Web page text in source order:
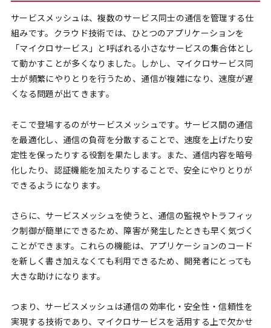
サービスメッシュは、複数のサービス同士の通信を管理する仕
組みです。クラウド技術では、ひとつのアプリケーションを
「マイクロサービス」と呼ばれる小さなサービスの集合体とし
て動かすことが多くなりました。しかし、マイクロサービス同
士が頻繁にやりとりを行うため、通信が複雑になり、速度が遅
くなる問題が出てきます。
そこで登場するのがサービスメッシュです。サービス間の通信
を最適化し、通信の負荷を分散することで、速度を上げたり安
定性を保ったりする役割を果たします。また、通信内容を暗号
化したり、認証機能を加えたりすることで、安全にやりとりが
できるようになります。
さらに、サービスメッシュを使うと、通信の監視やトラフィッ
ク制御が簡単にできるため、障害が発生したときも早く気づく
ことができます。これらの機能は、アプリケーションのコード
を新しく書き加えなくても利用できるため、開発者にとっても
大きな助けになります。
つまり、サービスメッシュは通信の効率化・安全性・信頼性を
実現する技術であり、マイクロサービスを活用する上で欠かせ